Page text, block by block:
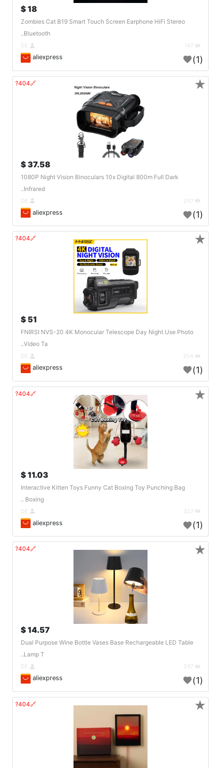
18 $
Zombies Cat B19 Smart Touch Screen Earphone HiFi Stereo
Bluetooth..
aliexpress (1)
🔗404?
37.58 $
1080P Night Vision Binoculars 10x Digital 800m Full Dark
Infrared..
aliexpress (1)
★
🔗404?
51 $
FNIRSI NVS-20 4K Monocular Telescope Day Night Use Photo
Video Ta..
aliexpress (1)
★
🔗404?
11.03 $
Interactive Kitten Toys Funny Cat Boxing Toy Punching Bag
Boxing ..
aliexpress (1)
★
🔗404?
14.57 $
Dual Purpose Wine Bottle Vases Base Rechargeable LED Table
Lamp T..
aliexpress (1)
★
🔗404? ★